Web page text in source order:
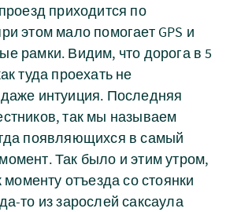
приходится по
этом мало помогает GPS и
рамки. Видим, что дорога в 5
туда проехать не
интуиция. Последняя
так мы называем
появляющихся в самый
Так было и этим утром,
моменту отъезда со стоянки
то из зарослей саксаула